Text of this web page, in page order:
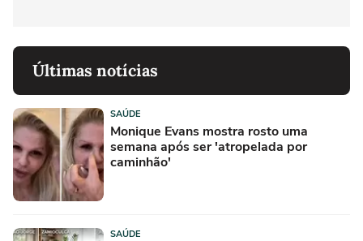
Últimas notícias
SAÚDE
Monique Evans mostra rosto uma
semana após ser 'atropelada por
caminhão'
SAÚDE